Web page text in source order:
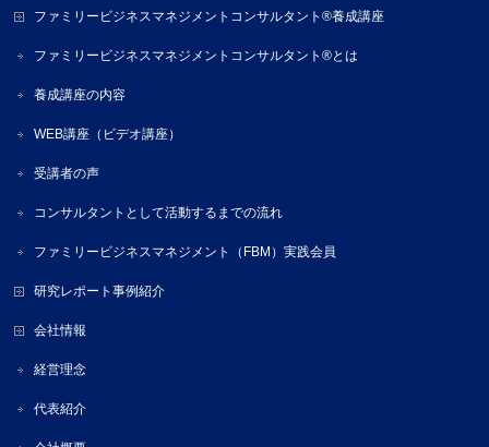
ファミリービジネスマネジメントコンサルタント®養成講座
ファミリービジネスマネジメントコンサルタント®とは
養成講座の内容
WEB講座（ビデオ講座）
受講者の声
コンサルタントとして活動するまでの流れ
ファミリービジネスマネジメント（FBM）実践会員
研究レポート事例紹介
会社情報
経営理念
代表紹介